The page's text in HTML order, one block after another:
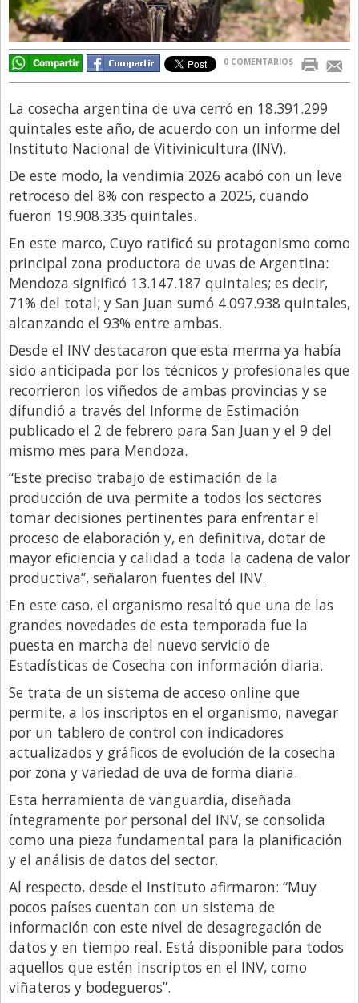
El Precio Que Yo Ví
Entrevista
Entrevista Exclusiva
Gastronomia
Internacionales
La Opinión del Director
Legales
Libro de Quejas
Medios
Millonarios
Minuto Lanzamiento
Negocios
Opinion
País
Política
Publicidad y Marketing
Real Estate y Propiedades
Responsabilidad Social
Salidas
Santa Fe
Show Business
Sociedad
Tecnología
Tendencias
Viajes
0 COMENTARIOS
La cosecha argentina de uva cerró en 18.391.299
quintales este año, de acuerdo con un informe del
Instituto Nacional de Vitivinicultura (INV).
De este modo, la vendimia 2026 acabó con un leve
retroceso del 8% con respecto a 2025, cuando
fueron 19.908.335 quintales.
En este marco, Cuyo ratificó su protagonismo como
principal zona productora de uvas de Argentina:
Mendoza significó 13.147.187 quintales; es decir,
71% del total; y San Juan sumó 4.097.938 quintales,
alcanzando el 93% entre ambas.
Desde el INV destacaron que esta merma ya había
sido anticipada por los técnicos y profesionales que
recorrieron los viñedos de ambas provincias y se
difundió a través del Informe de Estimación
publicado el 2 de febrero para San Juan y el 9 del
mismo mes para Mendoza.
“Este preciso trabajo de estimación de la
producción de uva permite a todos los sectores
tomar decisiones pertinentes para enfrentar el
proceso de elaboración y, en definitiva, dotar de
mayor eficiencia y calidad a toda la cadena de valor
productiva”, señalaron fuentes del INV.
En este caso, el organismo resaltó que una de las
grandes novedades de esta temporada fue la
puesta en marcha del nuevo servicio de
Estadísticas de Cosecha con información diaria.
Se trata de un sistema de acceso online que
permite, a los inscriptos en el organismo, navegar
por un tablero de control con indicadores
actualizados y gráficos de evolución de la cosecha
por zona y variedad de uva de forma diaria.
Esta herramienta de vanguardia, diseñada
íntegramente por personal del INV, se consolida
como una pieza fundamental para la planificación
y el análisis de datos del sector.
Al respecto, desde el Instituto afirmaron: “Muy
pocos países cuentan con un sistema de
información con este nivel de desagregación de
datos y en tiempo real. Está disponible para todos
aquellos que estén inscriptos en el INV, como
viñateros y bodegueros”.